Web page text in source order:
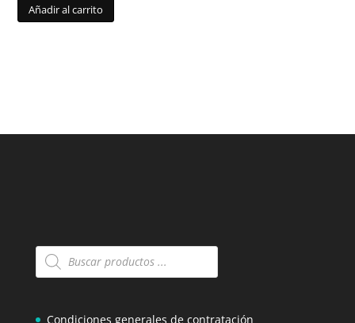
Añadir al carrito
Búsqueda
de
Condiciones generales de contratación